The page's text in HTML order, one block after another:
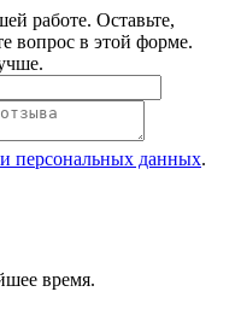
работе. Оставьте,
вопрос в этой форме.
персональных данных.
время.